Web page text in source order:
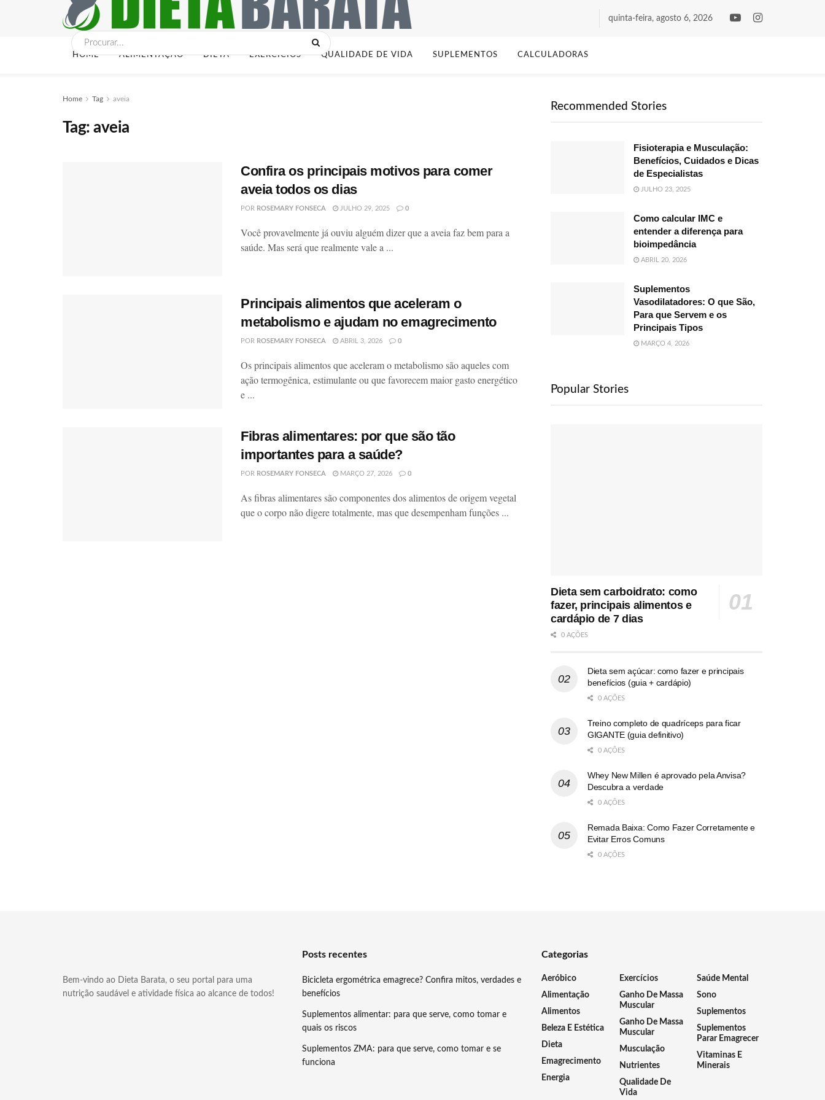
quinta-feira, agosto 6, 2026
HOME ALIMENTAÇÃO DIETA EXERCÍCIOS QUALIDADE DE VIDA SUPLEMENTOS CALCULADORAS
Home Tag aveia
Tag:aveia
Confira os principais motivos para comer
aveia todos os dias
POR ROSEMARY FONSECA JULHO 29, 2025 0
Você provavelmente já ouviu alguém dizer que a aveia faz bem para a
saúde. Mas será que realmente vale a ...
Principais alimentos que aceleram o
metabolismo e ajudam no emagrecimento
POR ROSEMARY FONSECA ABRIL 3, 2026 0
Os principais alimentos que aceleram o metabolismo são aqueles com
ação termogênica, estimulante ou que favorecem maior gasto energético
e ...
Fibras alimentares: por que são tão
importantes para a saúde?
POR ROSEMARY FONSECA MARÇO 27, 2026 0
As fibras alimentares são componentes dos alimentos de origem vegetal
que o corpo não digere totalmente, mas que desempenham funções ...
Recommended Stories
Fisioterapia e Musculação:
Benefícios, Cuidados e Dicas
de Especialistas
JULHO 23, 2025
Como calcular IMC e
entender a diferença para
bioimpedância
ABRIL 20, 2026
Suplementos
Vasodilatadores: O que São,
Para que Servem e os
Principais Tipos
MARÇO 4, 2026
Popular Stories
Dieta sem carboidrato: como
fazer, principais alimentos e
cardápio de 7 dias
0 AÇÕES
Dieta sem açúcar: como fazer e principais
benefícios (guia + cardápio)
0 AÇÕES
Treino completo de quadríceps para ficar
GIGANTE (guia definitivo)
0 AÇÕES
Whey New Millen é aprovado pela Anvisa?
Descubra a verdade
0 AÇÕES
Remada Baixa: Como Fazer Corretamente e
Evitar Erros Comuns
0 AÇÕES
Bem-vindo ao Dieta Barata, o seu portal para uma
nutrição saudável e atividade física ao alcance de todos!
Posts recentes
Bicicleta ergométrica emagrece? Confira mitos, verdades e
benefícios
Suplementos alimentar: para que serve, como tomar e
quais os riscos
Suplementos ZMA: para que serve, como tomar e se
funciona
Categorias
Aeróbico
Alimentação
Alimentos
Beleza E Estética
Dieta
Emagrecimento
Energia
Exercícios
Ganho De Massa
Muscular
Ganho De Massa
Muscular
Musculação
Nutrientes
Qualidade De
Vida
Saúde Mental
Sono
Suplementos
Suplementos
Parar Emagrecer
Vitaminas E
Minerais